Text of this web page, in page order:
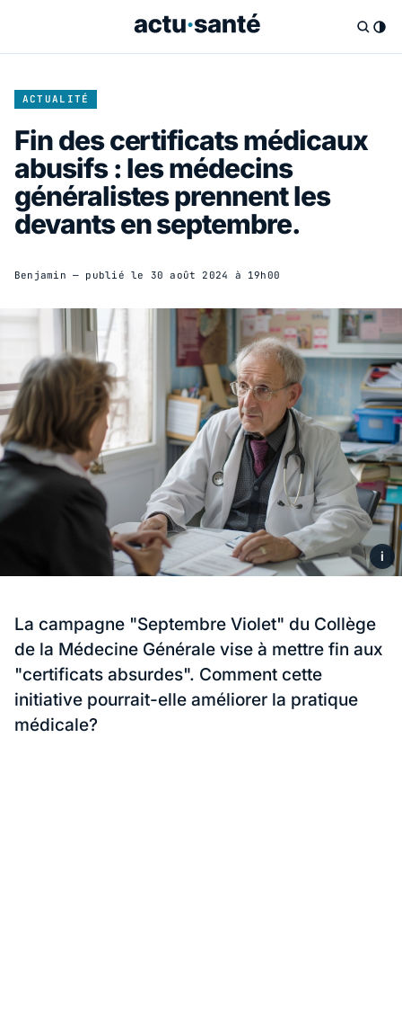
ACTUALITÉ
Fin des certificats médicaux
abusifs : les médecins
généralistes prennent les
devants en septembre.
Benjamin — publié le 30 août 2024 à 19h00
i
La campagne "Septembre Violet" du Collège
de la Médecine Générale vise à mettre fin aux
"certificats absurdes". Comment cette
initiative pourrait-elle améliorer la pratique
médicale?